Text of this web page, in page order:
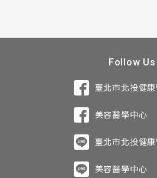
Follow Us
臺北市北投健
美容醫學中心
臺北市北投健
美容醫學中心